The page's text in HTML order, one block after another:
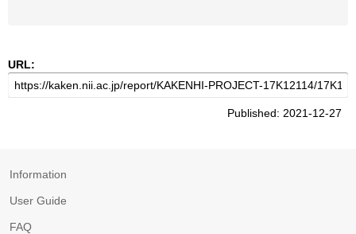
URL:
Published: 2021-12-27
Information
User Guide
FAQ